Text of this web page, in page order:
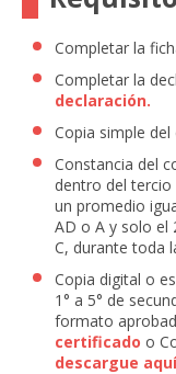
Completar la
Completar la
declaración.
Copia simple
Constancia del
dentro del
un promedio
AD o A y solo el
C, durante toda
Copia digital o
1° a 5° de
formato
certificado o
descargue